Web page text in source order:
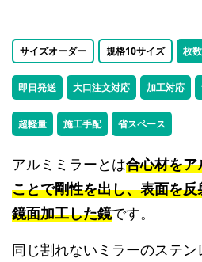
サイズオーダー 規格10サイズ 枚
即日発送 大口注文対応 加工対応
超軽量 施工手配 省スペース
アルミミラーとは合心材を
ことで剛性を出し、表面を
鏡面加工した鏡です。
同じ割れないミラーのステ